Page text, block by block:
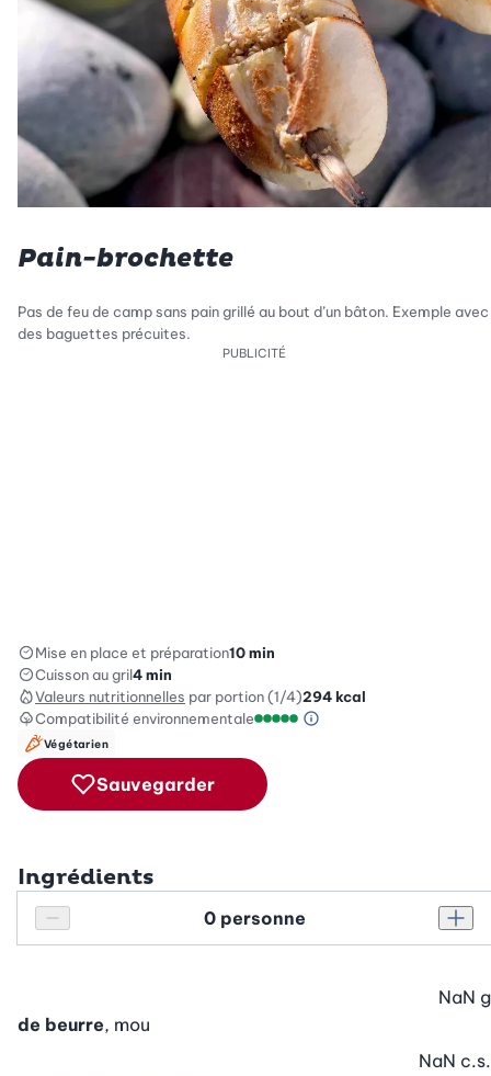
Pain-brochette
Pas de feu de camp sans pain grillé au bout d’un bâton. Exemple avec
des baguettes précuites.
PUBLICITÉ
Mise en place et préparation10 min
Cuisson au gril4 min
Valeurs nutritionnelles par portion (1/4)294kcal
Compatibilité environnementale
Information sur
Végétarien
Sauvegarder
Ingrédients
Réduire le nombre de personnes
Personnes
de beurre, mou
NaN g
NaN c.s.